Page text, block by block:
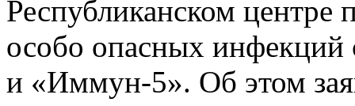
Республиканском центре
особо опасных
и «Иммун-5». Об этом